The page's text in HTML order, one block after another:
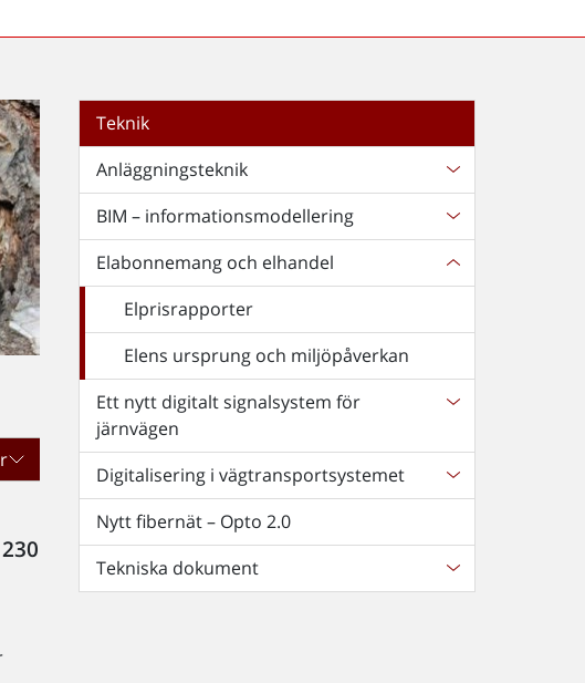
Teknik
Anläggningsteknik
BIM – informationsmodellering
Elabonnemang och elhandel
Elprisrapporter
Elens ursprung och miljöpåverkan
Ett nytt digitalt signalsystem för
järnvägen
Digitalisering i vägtransportsystemet
Nytt fibernät – Opto 2.0
Tekniska dokument